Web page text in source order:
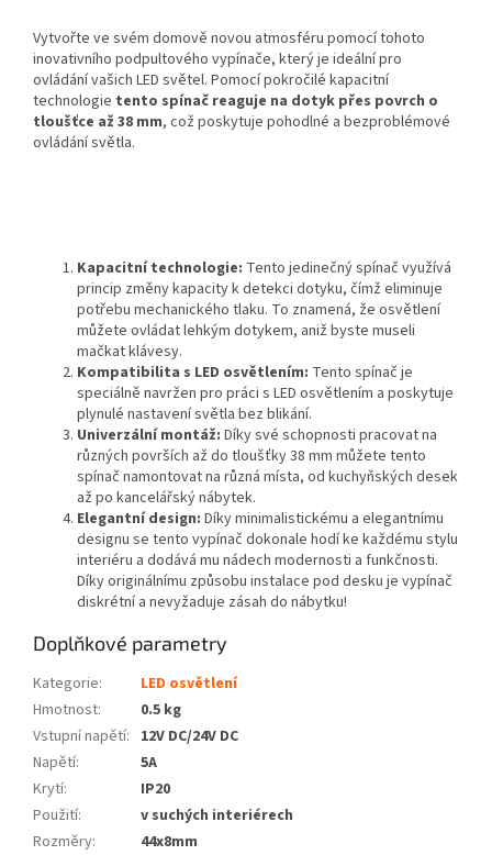
Vytvořte ve svém domově novou atmosféru pomocí tohoto
inovativního podpultového vypínače, který je ideální pro
ovládání vašich LED světel. Pomocí pokročilé kapacitní
technologie tento spínač reaguje na dotyk přes povrch o
tloušťce až 38 mm, což poskytuje pohodlné a bezproblémové
ovládání světla.
Kapacitní technologie: Tento jedinečný spínač využívá
princip změny kapacity k detekci dotyku, čímž eliminuje
potřebu mechanického tlaku. To znamená, že osvětlení
můžete ovládat lehkým dotykem, aniž byste museli
mačkat klávesy.
Kompatibilita s LED osvětlením: Tento spínač je
speciálně navržen pro práci s LED osvětlením a poskytuje
plynulé nastavení světla bez blikání.
Univerzální montáž: Díky své schopnosti pracovat na
různých površích až do tloušťky 38 mm můžete tento
spínač namontovat na různá místa, od kuchyňských desek
až po kancelářský nábytek.
Elegantní design: Díky minimalistickému a elegantnímu
designu se tento vypínač dokonale hodí ke každému stylu
interiéru a dodává mu nádech modernosti a funkčnosti.
Díky originálnímu způsobu instalace pod desku je vypínač
diskrétní a nevyžaduje zásah do nábytku!
Doplňkové parametry
Kategorie:
LED osvětlení
Hmotnost:
0.5 kg
Vstupní napětí: 12V DC/24V DC
Napětí:
5A
Krytí:
IP20
Použití:
v suchých interiérech
Rozměry:
44x8mm